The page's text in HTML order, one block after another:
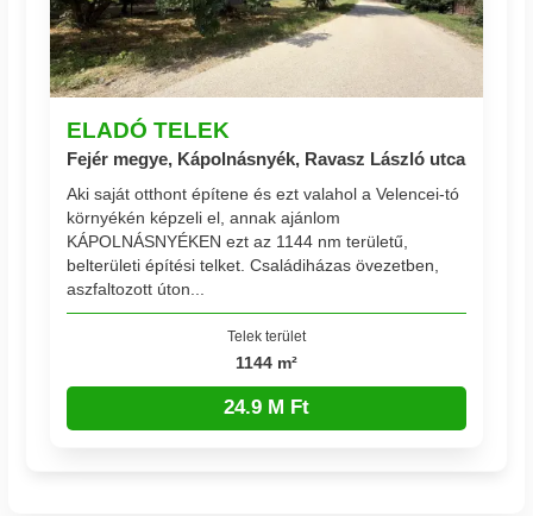
ELADÓ TELEK
Fejér megye, Kápolnásnyék, Ravasz László utca
Aki saját otthont építene és ezt valahol a Velencei-tó
környékén képzeli el, annak ajánlom
KÁPOLNÁSNYÉKEN ezt az 1144 nm területű,
belterületi építési telket. Családiházas övezetben,
aszfaltozott úton...
Telek terület
1144 m²
24.9 M Ft